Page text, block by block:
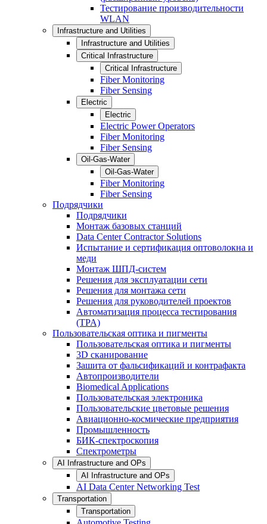
Тестирование производительности
WLAN
Infrastructure and Utilities
Infrastructure and Utilities
Critical Infrastructure
Critical Infrastructure
Fiber Monitoring
Fiber Sensing
Electric
Electric
Electric Power Operators
Fiber Monitoring
Fiber Sensing
Oil-Gas-Water
Oil-Gas-Water
Fiber Monitoring
Fiber Sensing
Подрядчики
Подрядчики
Монтаж базовых станций
Data Center Contractor Solutions
Испытание и сертификация оптоволокна и
меди
Монтаж ШПД-систем
Решения для эксплуатации сети
Решения для монтажа сети
Решения для руководителей проектов
Автоматизация процесса тестирования
(TPA)
Пользовательская оптика и пигменты
Пользовательская оптика и пигменты
3D сканирование
Зашита от фальсификаций и контрафакта
Автопроизводители
Biomedical Applications
Пользовательская электроника
Пользовательские цветовые решения
Авиационно-космические предприятия
Промышленность
БИК-спектроскопия
Спектрометры
AI Infrastructure and OPs
AI Infrastructure and OPs
AI Data Center Networking Test
Transportation
Transportation